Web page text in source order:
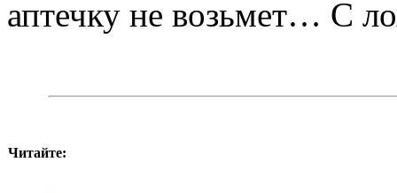
аптечку не возьмет… С
Читайте: